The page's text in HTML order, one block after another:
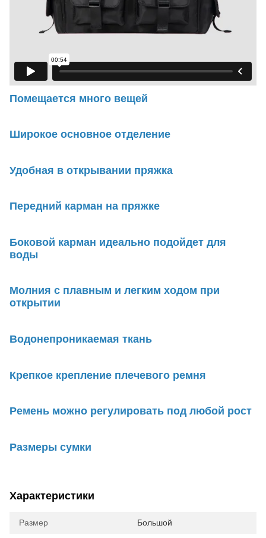
Помещается много вещей
Широкое основное отделение
Удобная в открывании пряжка
Передний карман на пряжке
Боковой карман идеально подойдет для
воды
Молния с плавным и легким ходом при
открытии
Водонепроникаемая ткань
Крепкое крепление плечевого ремня
Ремень можно регулировать под любой рост
Размеры сумки
Характеристики
Размер Большой